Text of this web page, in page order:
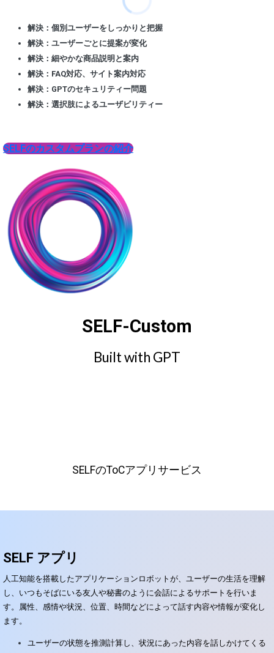
解決：個別ユーザーをしっかりと把握
解決：ユーザーごとに提案が変化
解決：細やかな商品説明と案内
解決：FAQ対応、サイト案内対応
解決：GPTのセキュリティー問題
解決：選択肢によるユーザビリティー
SELFのカスタムプランの紹介
SELF-Custom
Built with GPT
SELFのToCアプリサービス
SELF アプリ
人工知能を搭載したアプリケーションロボットが、ユーザーの生活を理解
し、いつもそばにいる友人や秘書のように会話によるサポートを行いま
す。属性、感情や状況、位置、時間などによって話す内容や情報が変化し
ます。
ユーザーの状態を推測計算し、状況にあった内容を話しかけてくる